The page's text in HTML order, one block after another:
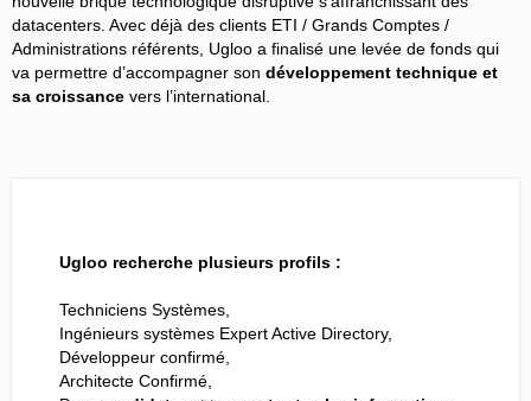
datacenters. Avec déjà des clients ETI / Grands Comptes /
Administrations référents, Ugloo a finalisé une levée de fonds qui
va permettre d’accompagner son développement technique et
sa croissance vers l’international.
Ugloo recherche plusieurs profils :
Techniciens Systèmes,
Ingénieurs systèmes Expert Active Directory,
Développeur confirmé,
Architecte Confirmé,